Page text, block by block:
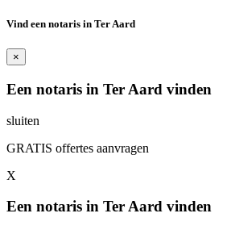
Vind een notaris in Ter Aard
×
Een notaris in Ter Aard vinden
sluiten
GRATIS offertes aanvragen
X
Een notaris in Ter Aard vinden